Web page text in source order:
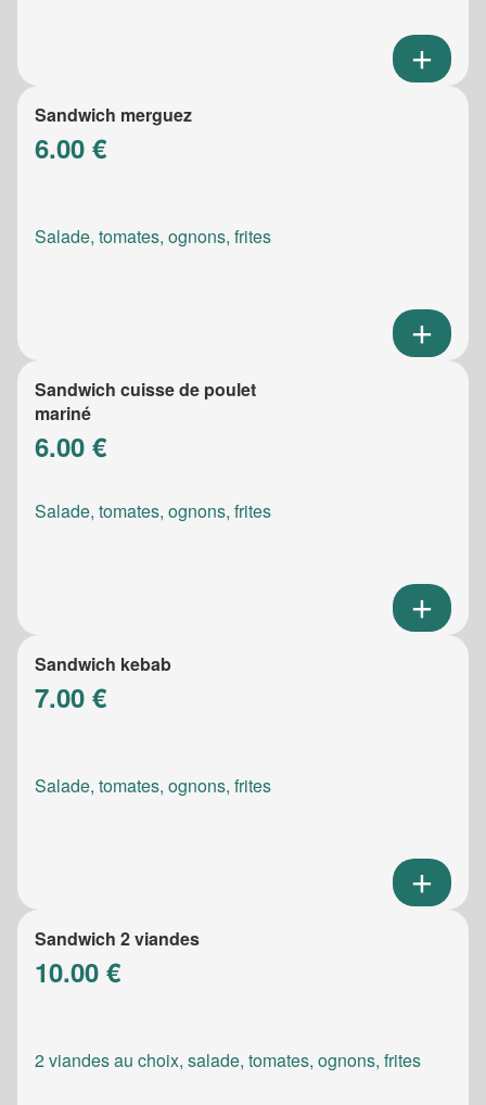
Sandwich merguez
6.00 €
Salade, tomates, ognons, frites
Sandwich cuisse de poulet
mariné
6.00 €
Salade, tomates, ognons, frites
Sandwich kebab
7.00 €
Salade, tomates, ognons, frites
Sandwich 2 viandes
10.00 €
2 viandes au choix, salade, tomates, ognons, frites